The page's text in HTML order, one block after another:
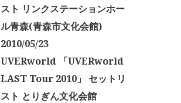
スト リンクステーションホー
ル青森(青森市文化会館)
2010/05/23
UVERworld 「UVERworld
LAST Tour 2010」 セットリ
スト とりぎん文化会館